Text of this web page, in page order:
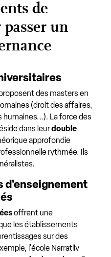
de
un
des masters en
(droit des affaires,
La force des
dans leurdouble
approfondie
rythmée. Ils
d'enseignement
offrent une
les établissements
sur des
l'école Narratiiv